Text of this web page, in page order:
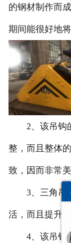
的钢材制作而
期间能很好地
2、该吊钩的
整，而且整体
致，因而非常美
3、三角吊钩
活，而且提升
4、该吊钩可